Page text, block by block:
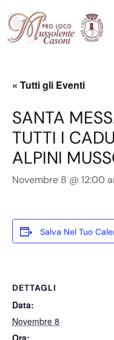
« Tutti gli Eventi
SANTA
TUTTI I
ALPINI
Novembre 8 @ 12:00
Salva Nel Tuo
DETTAGLI
Data:
Novembre 8